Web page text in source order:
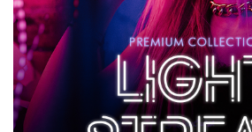
Ücretsiz indirin